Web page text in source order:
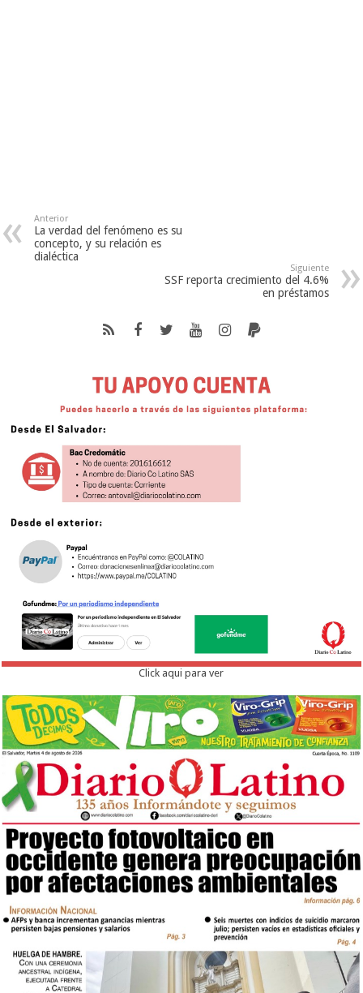
Anterior
La verdad del fenómeno es su
concepto, y su relación es
dialéctica
Siguiente
SSF reporta crecimiento del 4.6%
en préstamos
Click aqui para ver